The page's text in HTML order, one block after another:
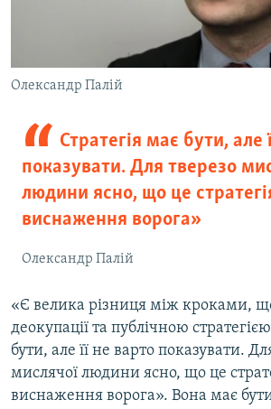
Олександр Палій
Стратегія має бути, але
показувати. Для тверезо
людини ясно, що це
виснаження ворога»
Олександр Палій
«Є велика різниця між кроками,
деокупації та публічною
бути, але її не варто показувати.
мислячої людини ясно, що це
виснаження ворога». Вона має